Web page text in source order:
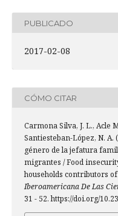
PUBLICADO
2017-02-08
CÓMO CITAR
Carmona Silva, J. L., Acle
Santiesteban-López, N.
género de la jefatura
migrantes / Food
households contributors
Iberoamericana De Las
31 - 52. https://doi.org/